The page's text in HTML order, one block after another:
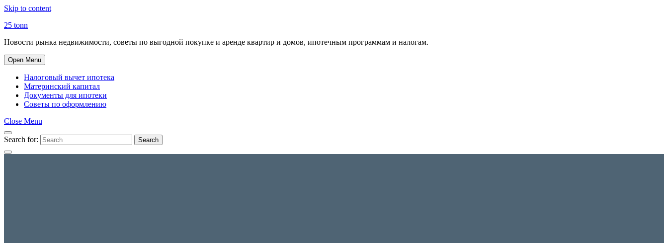
Skip to content
25 tonn
Новости рынка недвижимости, советы по выгодной покупке и аренде квартир и домов, ипотечным программам и налогам.
Open Menu
Налоговый вычет ипотека
Материнский капитал
Документы для ипотеки
Советы по оформлению
Close Menu
Search for: Search